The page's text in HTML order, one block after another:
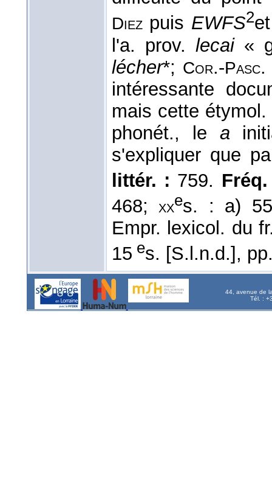
Diez puis EWFS2
l'a. prov. lecai «
lécher*; Cor.-Pasc.
intéressante
mais cette
phonét., le a
s'expliquer que
littér. : 759.
468;xxes. : a)
Empr. lexicol. du
15 es. [S.l.n.d.],
44, avenue de
Tél. :